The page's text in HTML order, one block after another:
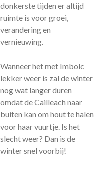
donkerste tijden er altijd
ruimte is voor groei,
verandering en
vernieuwing.
Wanneer het met Imbolc
lekker weer is zal de winter
nog wat langer duren
omdat de Cailleach naar
buiten kan om hout te halen
voor haar vuurtje. Is het
slecht weer? Dan is de
winter snel voorbij!